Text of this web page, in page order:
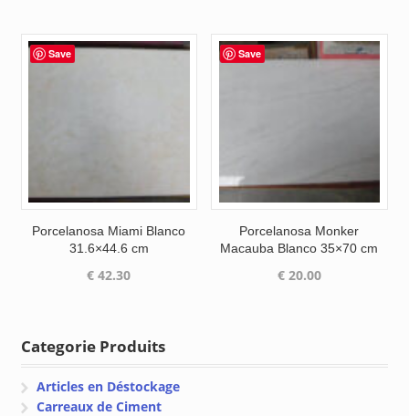
Save
Porcelanosa Miami Blanco
31.6×44.6 cm
€ 42.30
Save
Porcelanosa Monker
Macauba Blanco 35×70 cm
€20.00
Categorie Produits
Articles en Déstockage
Carreaux de Ciment